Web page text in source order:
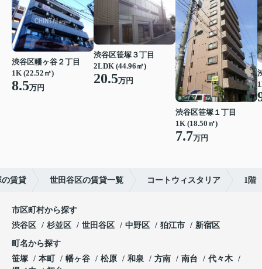
渋谷区幡ヶ谷２丁目
1K (22.52㎡)
8.5万円
渋谷区笹塚３丁目
2LDK (44.96㎡)
20.5万円
渋谷区笹塚１丁目
1K (18.50㎡)
7.7万円
賃貸 世田谷区の賃貸一覧 コートウィスタリア 1階
市区町村から探す
渋谷区
杉並区 世田谷区 中野区 狛江市 新宿区
町名から探す
笹塚
本町 幡ヶ谷 松原 和泉 方南 南台
代々木